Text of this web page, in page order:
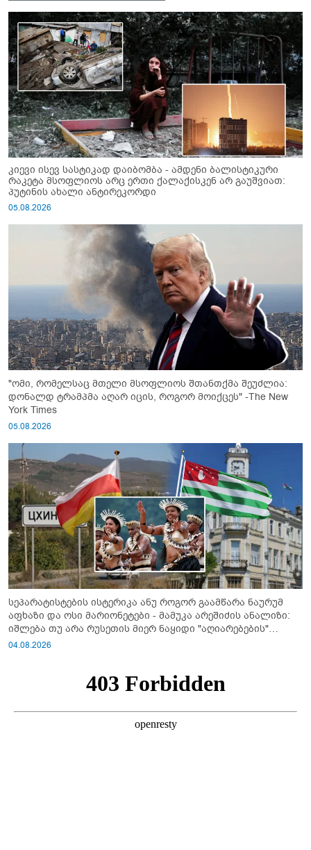
კიევი ისევ სასტიკად დაიბომბა - ამდენი ბალისტიკური
რაკეტა მსოფლიოს არც ერთი ქალაქისკენ არ გაუშვიათ:
პუტინის ახალი ანტირეკორდი
05.08.2026
"ომი, რომელსაც მთელი მსოფლიოს შთანთქმა შეუძლია:
დონალდ ტრამპმა აღარ იცის, როგორ მოიქცეს" -The New
York Times
05.08.2026
სეპარატისტების ისტერიკა ანუ როგორ გაამწარა ნაურუმ
აფხაზი და ოსი მარიონეტები - მამუკა არეშიძის ანალიზი:
იშლება თუ არა რუსეთის მიერ ნაყიდი "აღიარებების"
სისტემა?!
04.08.2026